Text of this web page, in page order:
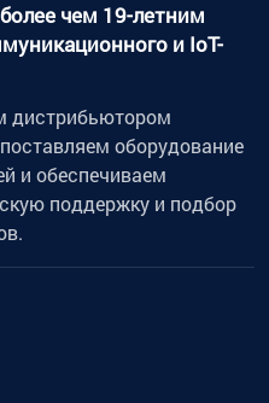
чем 19-летним
и IoT-
оборудование
и обеспечиваем
поддержку и подбор